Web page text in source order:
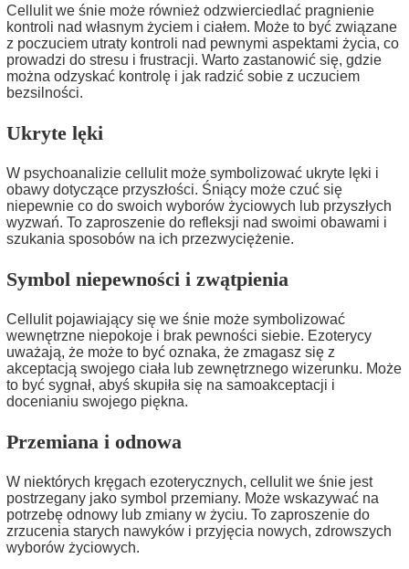
Cellulit we śnie może również odzwierciedlać pragnienie
kontroli nad własnym życiem i ciałem. Może to być związane
z poczuciem utraty kontroli nad pewnymi aspektami życia, co
prowadzi do stresu i frustracji. Warto zastanowić się, gdzie
można odzyskać kontrolę i jak radzić sobie z uczuciem
bezsilności.
Ukryte lęki
W psychoanalizie cellulit może symbolizować ukryte lęki i
obawy dotyczące przyszłości. Śniący może czuć się
niepewnie co do swoich wyborów życiowych lub przyszłych
wyzwań. To zaproszenie do refleksji nad swoimi obawami i
szukania sposobów na ich przezwyciężenie.
Symbol niepewności i zwątpienia
Cellulit pojawiający się we śnie może symbolizować
wewnętrzne niepokoje i brak pewności siebie. Ezoterycy
uważają, że może to być oznaka, że zmagasz się z
akceptacją swojego ciała lub zewnętrznego wizerunku. Może
to być sygnał, abyś skupiła się na samoakceptacji i
docenianiu swojego piękna.
Przemiana i odnowa
W niektórych kręgach ezoterycznych, cellulit we śnie jest
postrzegany jako symbol przemiany. Może wskazywać na
potrzebę odnowy lub zmiany w życiu. To zaproszenie do
zrzucenia starych nawyków i przyjęcia nowych, zdrowszych
wyborów życiowych.